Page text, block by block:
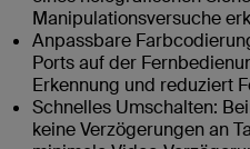
Manipulationsversuche
Anpassbare
Ports auf der
Erkennung und reduziert
Schnelles Umschalten:
keine Verzögerungen an